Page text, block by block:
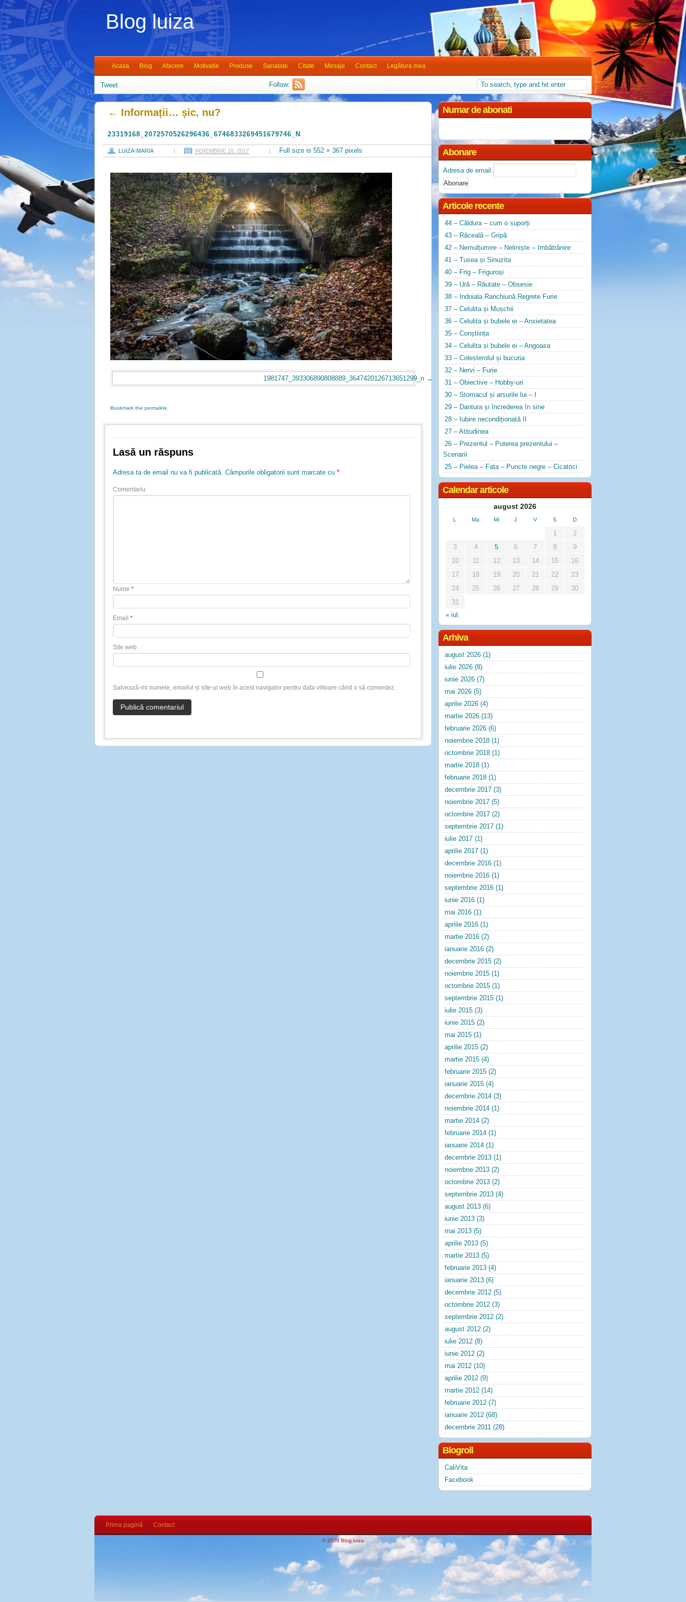
Blog luiza
Acasa Blog Afacere Motivatie Produse Sanatate Citate Mesaje Contact Legătura mea
Tweet Follow:
← Informații… șic, nu?
23319168_2072570526296436_6746833269451679746_N
LUIZA-MARIA | NOIEMBRIE 16, 2017 | Full size is 552 × 367 pixels
1981747_393306890808889_3647420126713651299_n
Bookmark the permalink
Lasă un răspuns
Adresa ta de email nu va fi publicată. Câmpurile obligatorii sunt marcate cu *
Comentariu
Nume *
Email *
Site web
Salvează-mi numele, emailul și site-ul web în acest navigator pentru data viitoare când o să comentez.
Numar de abonati
Abonare
Adresa de email:
Articole recente
44 – Căldura – cum o suporți
43 – Răceală – Gripă
42 – Nemulțumire – Neliniște – Imbătrânire
41 – Tusea și Sinuzita
40 – Frig – Friguroși
39 – Ură – Răutate – Obsesie
38 – Indoiala Ranchiună Regrete Furie
37 – Celulita și Mușchii
36 – Celulita și bubele ei – Anxietatea
35 – Conștiința
34 – Celulita și bubele ei – Angoasa
33 – Colesterolul și bucuria
32 – Nervi – Furie
31 – Obiective – Hobby-uri
30 – Stomacul și arsurile lui – I
29 – Dantura și încrederea în sine
28 – Iubire necondiționată II
27 – Atitudinea
26 – Prezentul – Puterea prezentului –
Scenarii
25 – Pielea – Fața – Puncte negre – Cicatrici
Calendar articole
august 2026
L Ma Mi J V S D
« iul.
1
2
3
4 5 6 7 8
9
10
11 12 13 14 15
16
17
18 19 20 21 22
23
24
25 26 27 28 29
30
31
Arhiva
august 2026 (1)
iulie 2026 (8)
iunie 2026 (7)
mai 2026 (5)
aprilie 2026 (4)
martie 2026 (13)
februarie 2026 (6)
noiembrie 2018 (1)
octombrie 2018 (1)
martie 2018 (1)
februarie 2018 (1)
decembrie 2017 (3)
noiembrie 2017 (5)
octombrie 2017 (2)
septembrie 2017 (1)
iulie 2017 (1)
aprilie 2017 (1)
decembrie 2016 (1)
noiembrie 2016 (1)
septembrie 2016 (1)
iunie 2016 (1)
mai 2016 (1)
aprilie 2016 (1)
martie 2016 (2)
ianuarie 2016 (2)
decembrie 2015 (2)
noiembrie 2015 (1)
octombrie 2015 (1)
septembrie 2015 (1)
iulie 2015 (3)
iunie 2015 (2)
mai 2015 (1)
aprilie 2015 (2)
martie 2015 (4)
februarie 2015 (2)
ianuarie 2015 (4)
decembrie 2014 (3)
noiembrie 2014 (1)
martie 2014 (2)
februarie 2014 (1)
ianuarie 2014 (1)
decembrie 2013 (1)
noiembrie 2013 (2)
octombrie 2013 (2)
septembrie 2013 (4)
august 2013 (6)
iunie 2013 (3)
mai 2013 (5)
aprilie 2013 (5)
martie 2013 (5)
februarie 2013 (4)
ianuarie 2013 (6)
decembrie 2012 (5)
octombrie 2012 (3)
septembrie 2012 (2)
august 2012 (2)
iulie 2012 (8)
iunie 2012 (2)
mai 2012 (10)
aprilie 2012 (9)
martie 2012 (14)
februarie 2012 (7)
ianuarie 2012 (68)
decembrie 2011 (28)
Blogroll
CaliVita
Facebook
Prima pagină Contact
© 2026 Blog luiza